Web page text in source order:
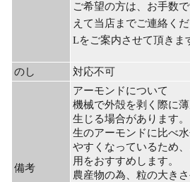
ご希望の方は、お手数
えて当店までご連絡く
Lをご案内させて頂きま
のし 対応不可
備考
アーモンドについて
機械で外殻を剥く際に
生じる場合があります。
生のアーモンドに比べ
やすくなっているため
用をおすすめします。
農産物の為、粒の大き